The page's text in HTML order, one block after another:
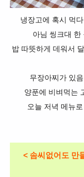
냉장고에 혹시 먹
아님 씽크대 한
밥 따뜻하게 데워서
무장아찌가 있
양푼에 비벼먹는
오늘 저녁 메뉴로
<솜씨없어도 만